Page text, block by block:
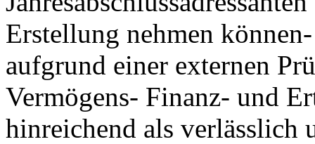
Erstellung nehmen
aufgrund einer externen
Vermögens- Finanz- und
hinreichend als verlässlich